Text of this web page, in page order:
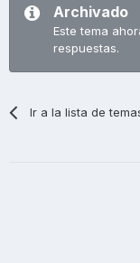
Archivado
Este tema
respuestas.
Ir a la lista de